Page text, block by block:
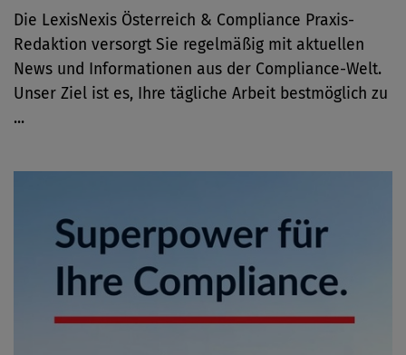
Die LexisNexis Österreich & Compliance Praxis-
Redaktion versorgt Sie regelmäßig mit aktuellen
News und Informationen aus der Compliance-Welt.
Unser Ziel ist es, Ihre tägliche Arbeit bestmöglich zu
...